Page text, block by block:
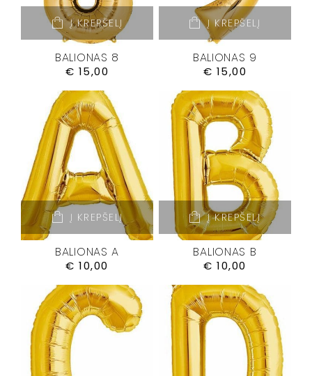
Į KREPŠELĮ
BALIONAS 8
€ 15,00
Į KREPŠELĮ
BALIONAS 9
€ 15,00
Į KREPŠELĮ
BALIONAS A
€ 10,00
Į KREPŠELĮ
BALIONAS B
€ 10,00